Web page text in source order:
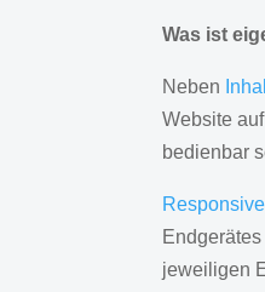
Was ist
Neben
Website
bedienbar
jeweiligen